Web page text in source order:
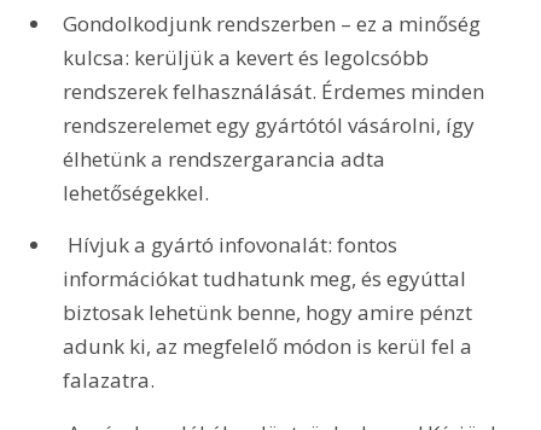
Gondolkodjunk rendszerben – ez a minőség
kulcsa: kerüljük a kevert és legolcsóbb
rendszerek felhasználását. Érdemes minden
rendszerelemet egy gyártótól vásárolni, így
élhetünk a rendszergarancia adta
lehetőségekkel.
információkat tudhatunk meg, és egyúttal
biztosak lehetünk benne, hogy amire pénzt
adunk ki, az megfelelő módon is kerül fel a
falazatra.